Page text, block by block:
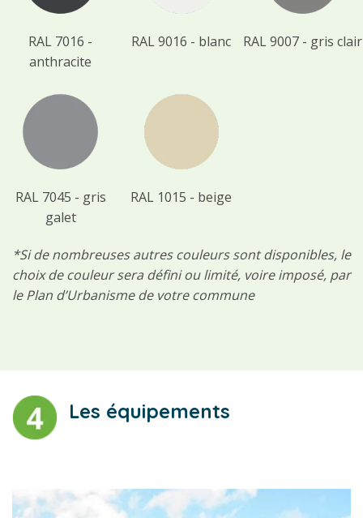
RAL 7016 -
anthracite
RAL 9016 - blanc RAL 9007 - gris clair
RAL 7045 - gris
galet
RAL 1015 - beige
*Si de nombreuses autres couleurs sont disponibles, le
choix de couleur sera défini ou limité, voire imposé, par
le Plan d’Urbanisme de votre commune
Les équipements